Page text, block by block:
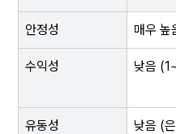
안정성 매우 높
수익성 낮음
유동성 낮음 (